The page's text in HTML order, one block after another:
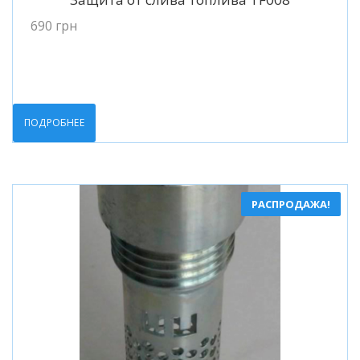
690 грн
ПОДРОБНЕЕ
РАСПРОДАЖА!